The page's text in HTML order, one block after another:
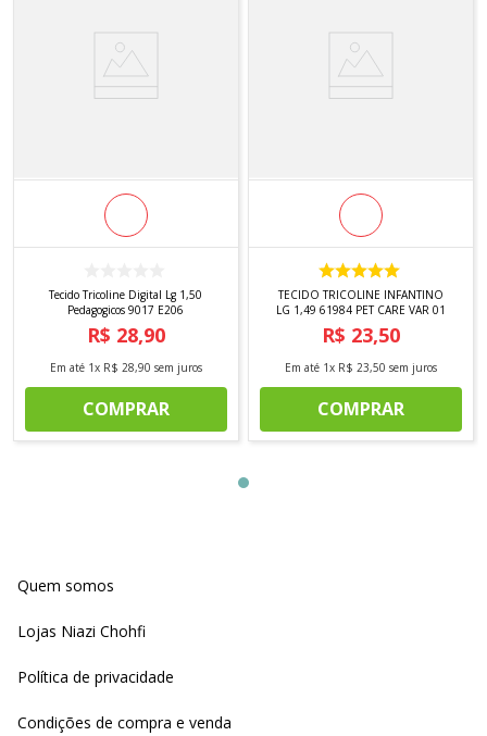
Tecido Tricoline Digital Lg 1,50
Pedagogicos 9017 E206
R$ 28,90
Em até 1x R$ 28,90 sem juros
COMPRAR
TECIDO TRICOLINE INFANTINO
LG 1,49 61984 PET CARE VAR 01
R$ 23,50
Em até 1x R$ 23,50 sem juros
COMPRAR
Quem somos
Lojas Niazi Chohfi
Política de privacidade
Condições de compra e venda